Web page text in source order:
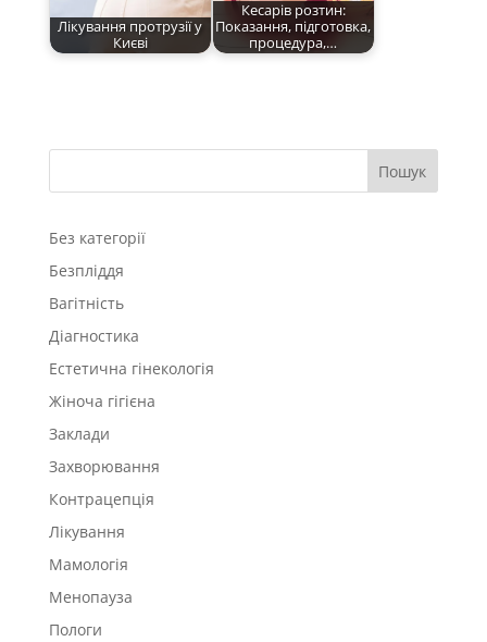
Лікування протрузії у
Києві
Кесарів розтин:
Показання, підготовка,
процедура,…
Пошук
Без категорії
Безпліддя
Вагітність
Діагностика
Естетична гінекологія
Жіноча гігієна
Заклади
Захворювання
Контрацепція
Лікування
Мамологія
Менопауза
Пологи